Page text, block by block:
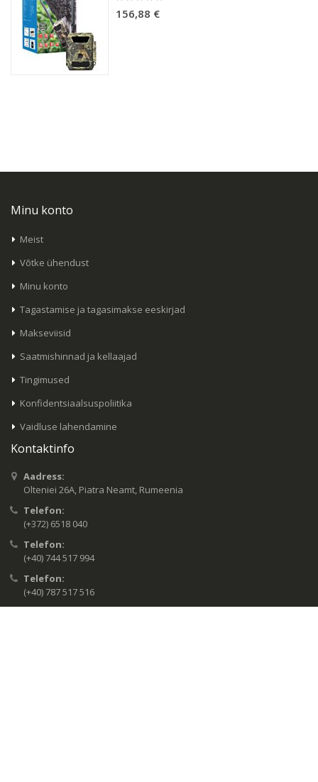
0%
156,88 €
Minu konto
Meist
Võtke ühendust
Minu konto
Tagastamise ja tagasimakse eeskirjad
Makseviisid
Saatmishinnad ja kellaajad
Tingimused
Konfidentsiaalsuspoliitika
Vaidluse lahendamine
Kontaktinfo
Aadress:
Olteniei 26A, Piatra Neamt, Rumeenia
Telefon:
(+372) 6518 040
Telefon:
(+40) 744 517 994
Telefon:
(+40) 787 517 516